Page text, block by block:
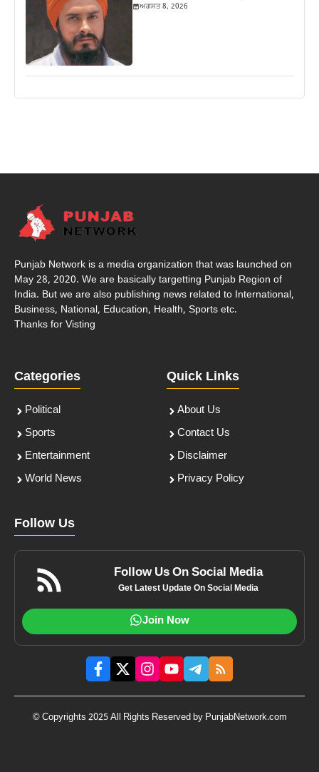
ਅਗਸਤ 8, 2026
Punjab Network is a media organization that was launched on
May 28, 2020. We are basically targetting Punjab Region of
India. But we are also publishing news related to International,
Business, National, Education, Health, Sports etc.
Thanks for Visting
Categories
Political
Sports
Entertainment
World News
Quick Links
About Us
Contact Us
Disclaimer
Privacy Policy
Follow Us
Follow Us On Social Media
Get Latest Update On Social Media
Join Now
© Copyrights 2025 All Rights Reserved by PunjabNetwork.com